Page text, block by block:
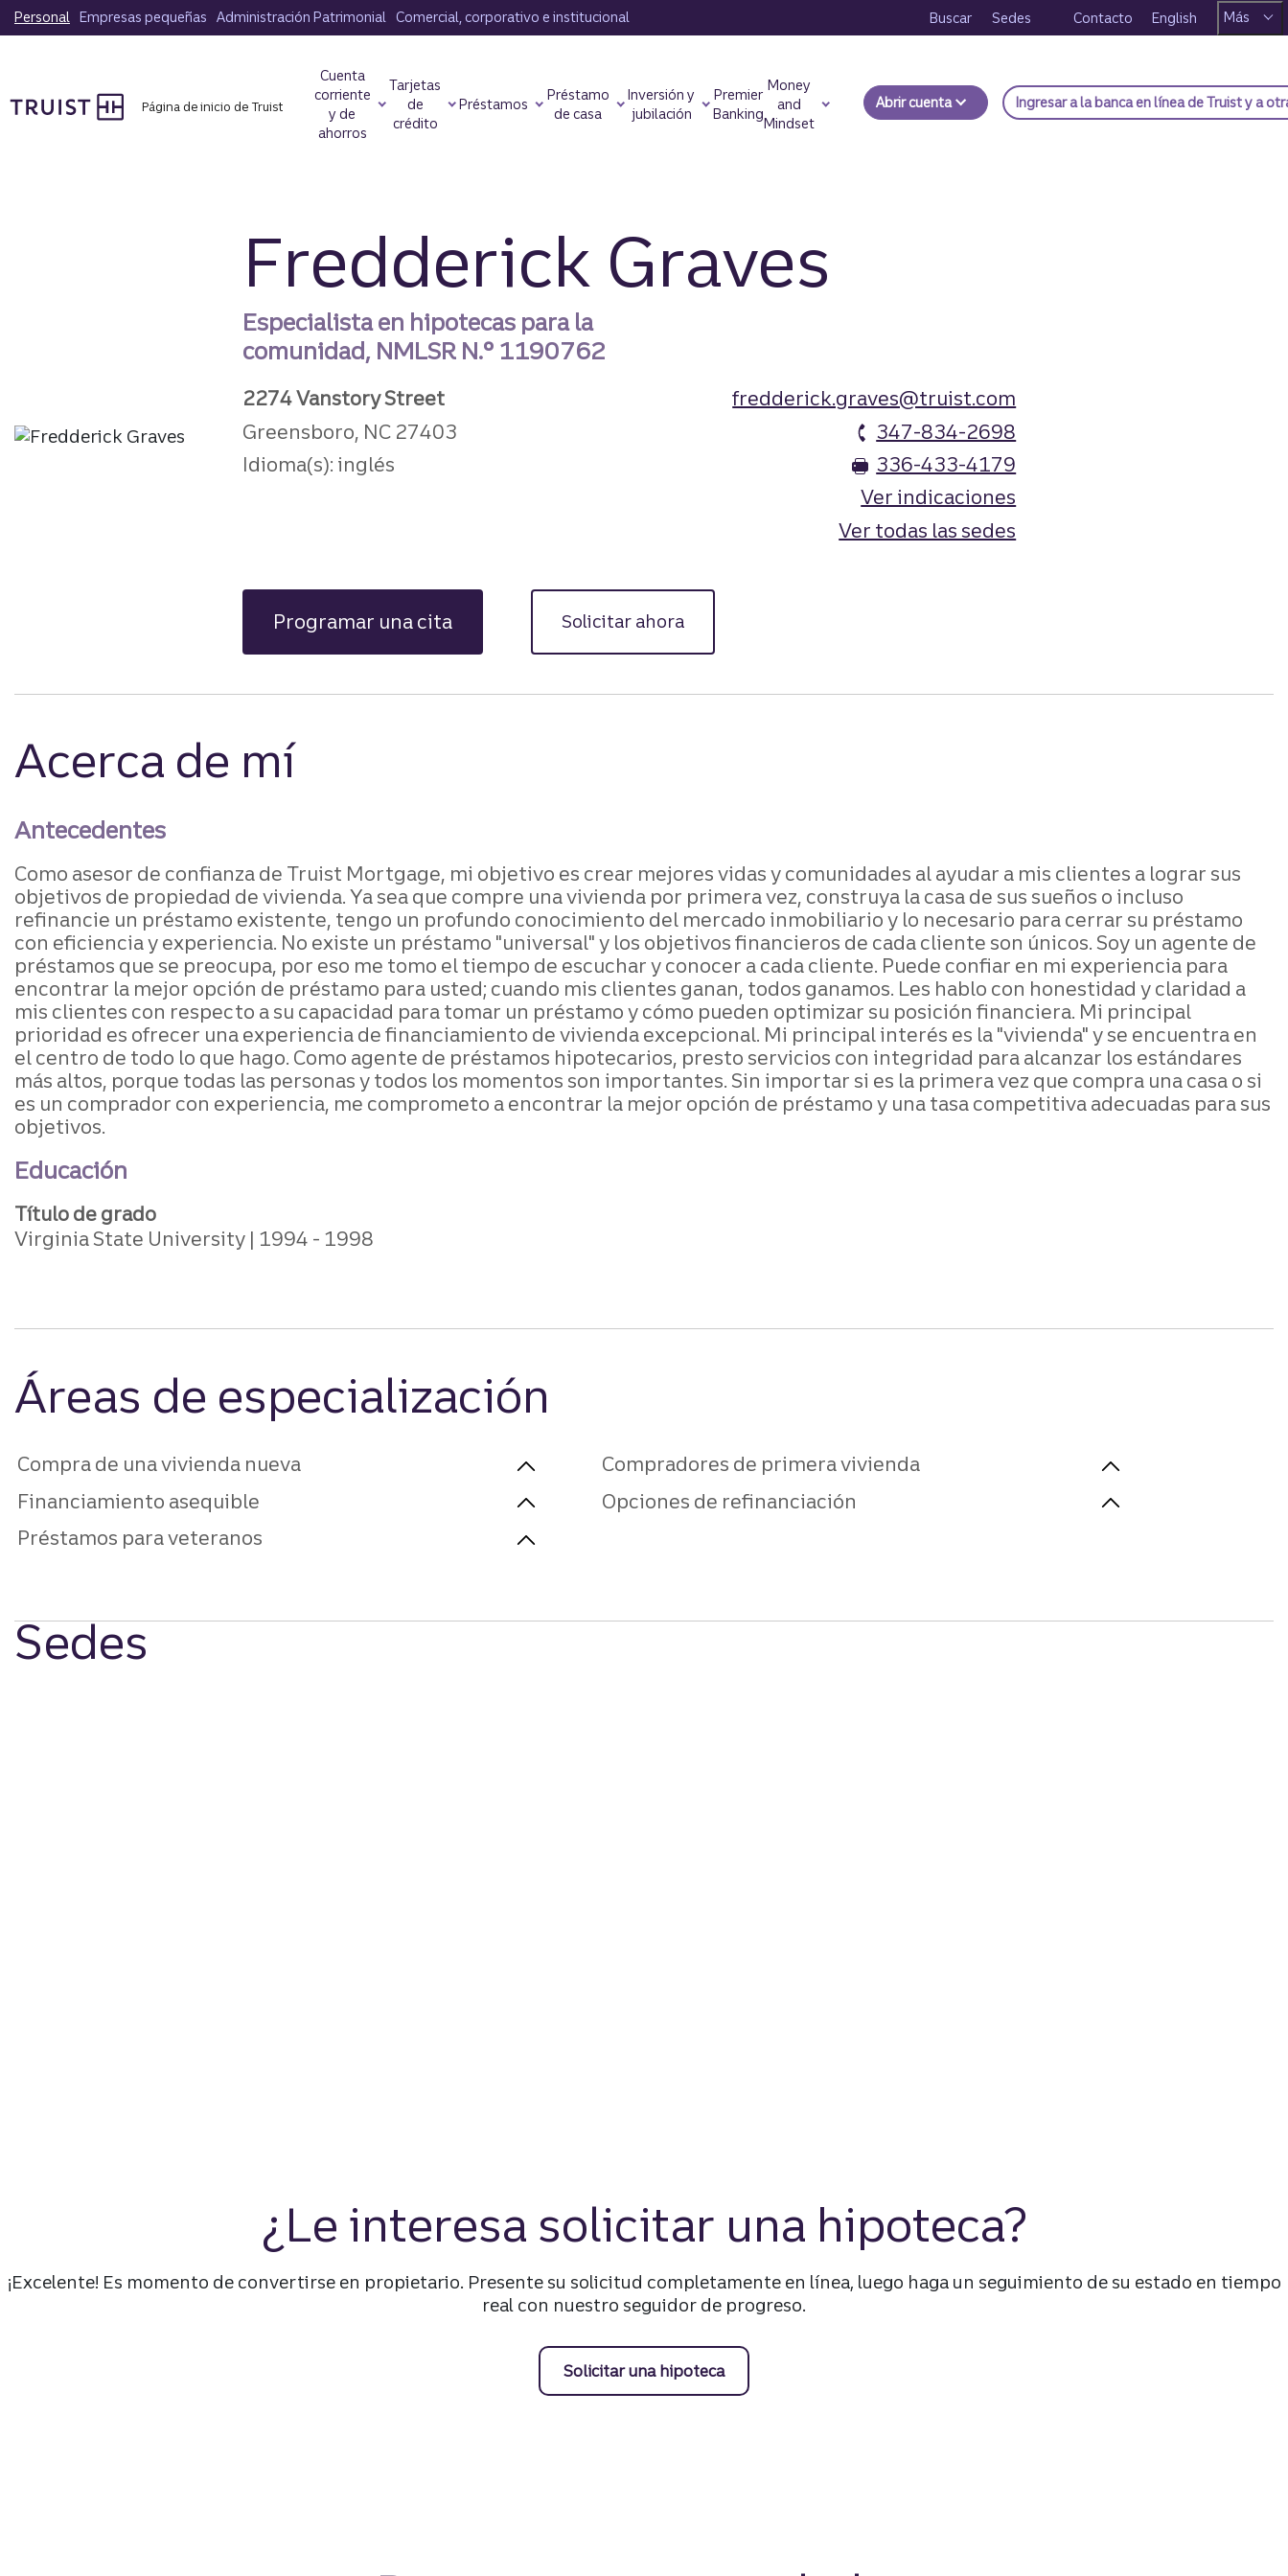
Saltar
al
Personal Empresas pequeñas Administración Patrimonial Comercial, corporativo e institucional Buscar Sedes Contacto English Más
Página de inicio de Truist
Cuenta
corriente
y de
ahorros
Tarjetas
de
crédito
Préstamos
Préstamo
de casa
Inversión y
jubilación
Premier
Banking
Money
and
Mindset
Abrir cuenta Ingresara la banca en línea de Truist y a
Fredderick Graves
Especialista en hipotecas para la
comunidad, NMLSR N.° 1190762
2274 Vanstory Street
Greensboro, NC 27403
Idioma(s): inglés
fredderick.graves@truist.com
347-834-2698
336-433-4179
Ver indicaciones
Ver todas las sedes
Programar una cita Solicitar ahora
Acerca de mí
Antecedentes
Como asesor de confianza de Truist Mortgage, mi objetivo es crear mejores vidas y comunidades al ayudar a mis clientes a lograr sus
objetivos de propiedad de vivienda. Ya sea que compre una vivienda por primera vez, construya la casa de sus sueños o incluso
refinancie un préstamo existente, tengo un profundo conocimiento del mercado inmobiliario y lo necesario para cerrar su préstamo
con eficiencia y experiencia. No existe un préstamo "universal" y los objetivos financieros de cada cliente son únicos. Soy un agente de
préstamos que se preocupa, por eso me tomo el tiempo de escuchar y conocer a cada cliente. Puede confiar en mi experiencia para
encontrar la mejor opción de préstamo para usted; cuando mis clientes ganan, todos ganamos. Les hablo con honestidad y claridad a
mis clientes con respecto a su capacidad para tomar un préstamo y cómo pueden optimizar su posición financiera. Mi principal
prioridad es ofrecer una experiencia de financiamiento de vivienda excepcional. Mi principal interés es la "vivienda" y se encuentra en
el centro de todo lo que hago. Como agente de préstamos hipotecarios, presto servicios con integridad para alcanzar los estándares
más altos, porque todas las personas y todos los momentos son importantes. Sin importar si es la primera vez que compra una casa o si
es un comprador con experiencia, me comprometo a encontrar la mejor opción de préstamo y una tasa competitiva adecuadas para sus
objetivos.
Educación
Título de grado
Virginia State University 1994 1998
Áreas de especialización
Compra de una vivienda nueva
Compradores de primera vivienda
Financiamiento asequible
Opciones de refinanciación
Préstamos para veteranos
Sedes
¿Le interesa solicitar una hipoteca?
¡Excelente! Es momento de convertirse en propietario. Presente su solicitud completamente en línea, luego haga un seguimiento de su estado en tiempo
real con nuestro seguidor de progreso.
Solicitar una hipoteca